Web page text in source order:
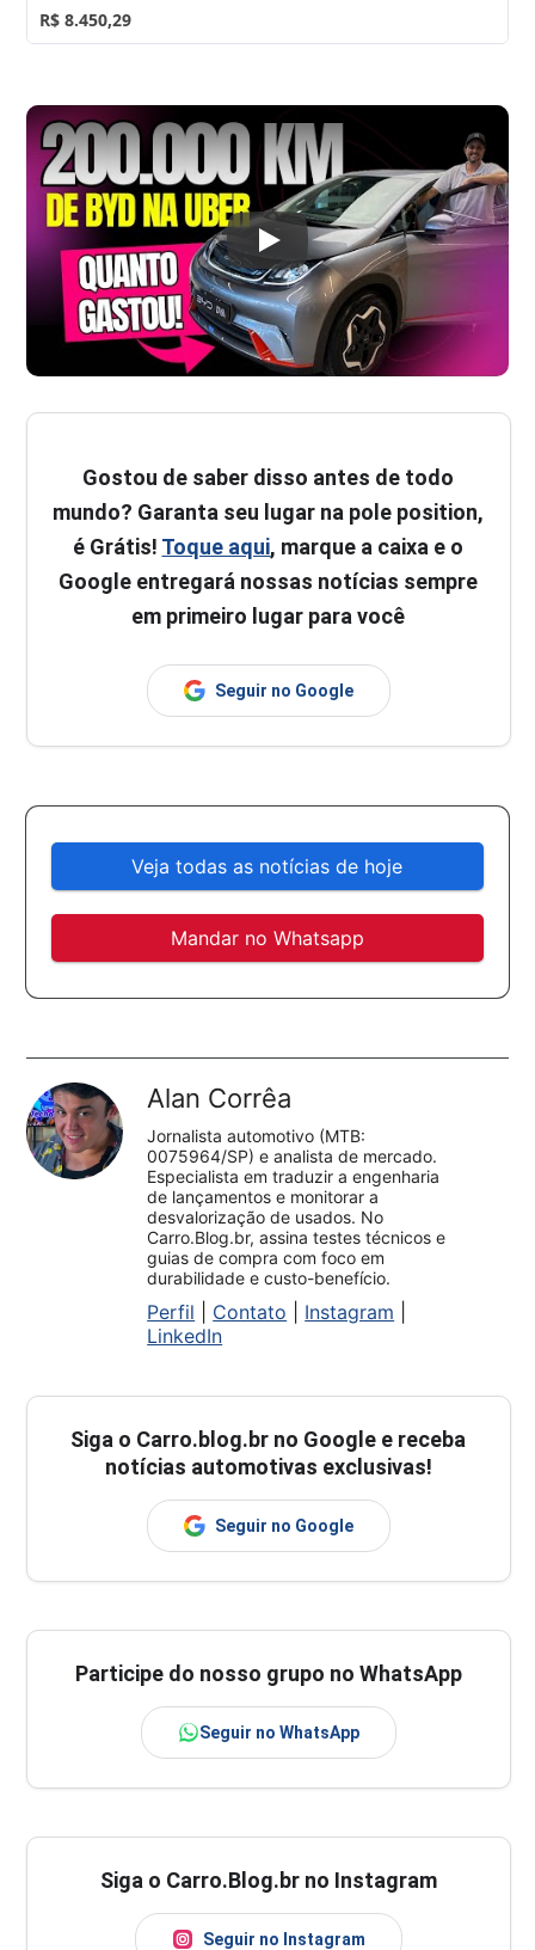
R$ 8.450,29
Gostou de saber disso antes de todo
mundo? Garanta seu lugar na pole position,
é Grátis! Toque aqui, marque a caixa e o
Google entregará nossas notícias sempre
em primeiro lugar para você
Seguir no Google
Veja todas as notícias de hoje
Mandar no Whatsapp
Alan Corrêa
Jornalista automotivo (MTB:
0075964/SP) e analista de mercado.
Especialista em traduzir a engenharia
de lançamentos e monitorar a
desvalorização de usados. No
Carro.Blog.br, assina testes técnicos e
guias de compra com foco em
durabilidade e custo-benefício.
Perfil Contato Instagram
LinkedIn
Siga o Carro.blog.br no Google e receba
notícias automotivas exclusivas!
Seguir no Google
Participe do nosso grupo no WhatsApp
Seguir no WhatsApp
Siga o Carro.Blog.br no Instagram
Seguir no Instagram